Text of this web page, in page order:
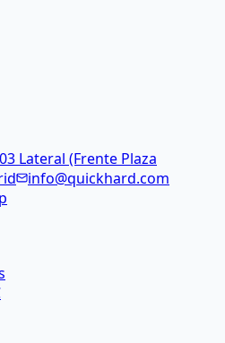
Lateral (Frente Plaza
info@quickhard.com